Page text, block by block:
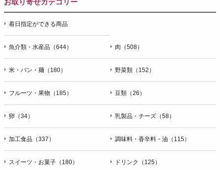
着日指定ができる商品
魚介類・水産品（644） 肉（508）
米・パン・麺（180） 野菜類（152）
フルーツ・果物（185） 豆類（26）
卵（34） 乳製品・チーズ（58）
加工食品（337） 調味料・香辛料・油（115）
スイーツ・お菓子（180） ドリンク（125）